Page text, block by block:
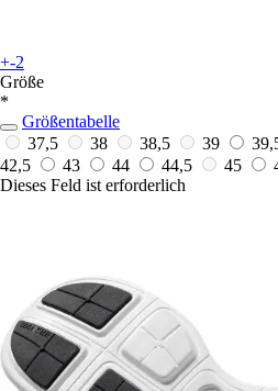
+-2
Größe
*
Größentabelle
37,5
38 38,5 39
42,5
43 44 44,5 45
Dieses Feld ist erforderlich